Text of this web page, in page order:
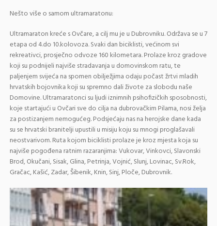
Nešto više o samom ultramaratonu:
Ultramaraton kreće s Ovčare, a cilj mu je u Dubrovniku. Održava se u 7
etapa od 4.do 10.kolovoza. Svaki dan biciklisti, većinom svi
rekreativci, prosječno odvoze 160 kilometara. Prolaze kroz gradove
koji su podnijeli najviše stradavanja u domovinskom ratu, te
paljenjem svijeća na spomen obilježjima odaju počast žrtvi mladih
hrvatskih bojovnika koji su spremno dali živote za slobodu naše
Domovine. Ultramaratonci su ljudi iznimnih psihofizičkih sposobnosti,
koje startajući u Ovčari sve do cilja na dubrovačkim Pilama, nosi želja
za postizanjem nemogućeg. Podsjećaju nas na herojske dane kada
su se hrvatski branitelji upustili u misiju koju su mnogi proglašavali
neostvarivom. Ruta kojom biciklisti prolaze je kroz mjesta koja su
najviše pogođena ratnim razaranjima: Vukovar, Vinkovci, Slavonski
Brod, Okučani, Sisak, Glina, Petrinja, Vojnić, Slunj, Lovinac, Sv.Rok,
Gračac, Kašić, Zadar, Šibenik, Knin, Sinj, Ploče, Dubrovnik.